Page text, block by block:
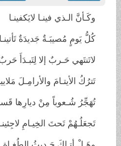
وكَـأنَّ الـذي فينـا لايَكفينـا
كُلُّ يَومٍ مُصيبَـةٌ جَديدَةٌ تَأتينـا
لاتَنتَهي حَـربٌ إلا لِتَبـدَأَ حَربٌ
تَترُكُ الأيتـامَ والأرامِـلَ مَلايينـا
تُهَجِّرُ شُـعوباً مِنْ ديارِها قَسـراً
تَجعَلُـهُمْ تَحتَ الخِيـامِ لاجِئينـا